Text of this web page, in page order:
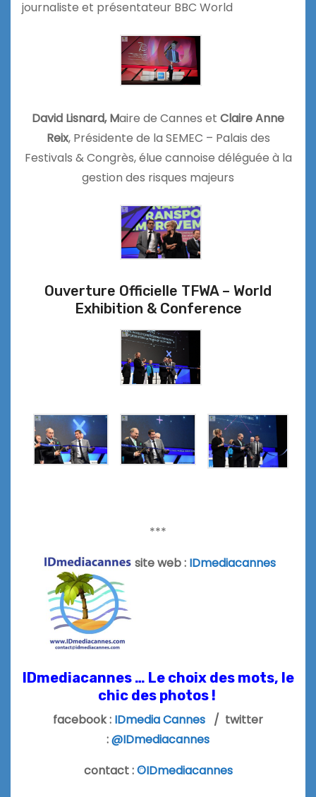
journaliste et présentateur BBC World
David Lisnard, Maire de Cannes et Claire Anne
Reix, Présidente de la SEMEC – Palais des
Festivals & Congrès, élue cannoise déléguée à la
gestion des risques majeurs
Ouverture Officielle TFWA – World
Exhibition & Conference
***
site web : IDmediacannes
IDmediacannes … Le choix des mots, le
chic des photos !
facebook : IDmedia Cannes / twitter
:@IDmediacannes
contact :©IDmediacannes